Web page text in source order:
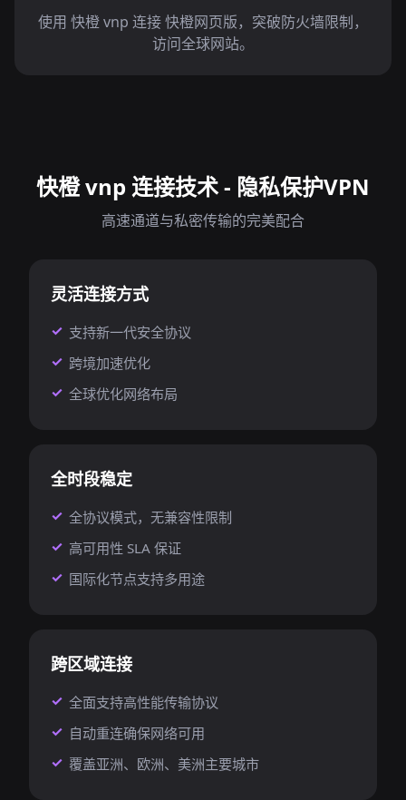
使用 快橙 vnp 连接 快橙网页版，突破防火墙限制，
访问全球网站。
快橙 vnp 连接技术 - 隐私保护VPN
高速通道与私密传输的完美配合
灵活连接方式
支持新一代安全协议
跨境加速优化
全球优化网络布局
全时段稳定
全协议模式，无兼容性限制
高可用性 SLA 保证
国际化节点支持多用途
跨区域连接
全面支持高性能传输协议
自动重连确保网络可用
覆盖亚洲、欧洲、美洲主要城市